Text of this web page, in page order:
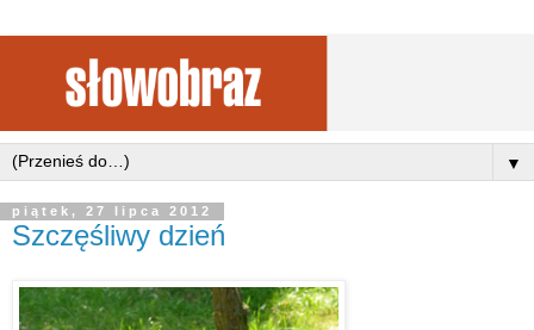
▼
piątek, 27 lipca 2012
Szczęśliwy dzień